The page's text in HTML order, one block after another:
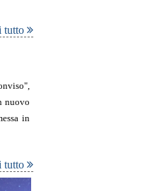
tutto
nuovo
in
tutto